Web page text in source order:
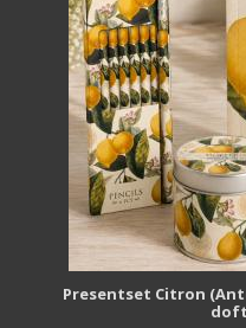
Presentset Citron